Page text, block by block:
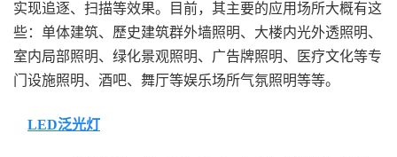
实现追逐、扫描等效果。目前，其主要的应用场所大概有这
些：单体建筑、歷史建筑群外墙照明、大楼内光外透照明、
室内局部照明、绿化景观照明、广告牌照明、医疗文化等专
门设施照明、酒吧、舞厅等娱乐场所气氛照明等等。
LED泛光灯